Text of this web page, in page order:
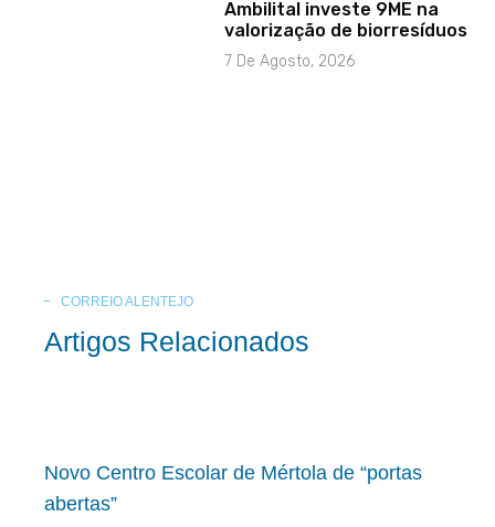
Ambilital investe 9ME na
valorização de biorresíduos
7 De Agosto, 2026
CORREIO ALENTEJO
Artigos Relacionados
Novo Centro Escolar de Mértola de “portas
abertas”